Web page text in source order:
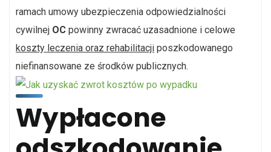
ramach umowy ubezpieczenia odpowiedzialności
cywilnej OC powinny zwracać uzasadnione i celowe
koszty leczenia oraz rehabilitacji poszkodowanego
niefinansowane ze środków publicznych.
Wypłacone